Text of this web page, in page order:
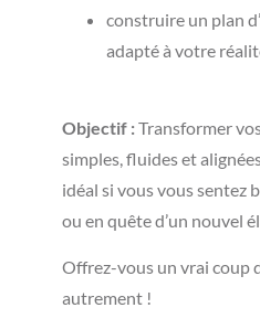
construire un plan
adapté à votre
Objectif :Transformer
simples, fluides et
idéal si vous vous sentez
ou en quête d’un nouvel
Offrez-vous un vrai coup
autrement !